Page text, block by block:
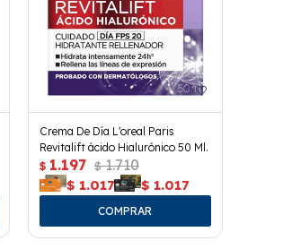
Crema De Día L'oreal Paris
Revitalift ácido Hialurónico 50 Ml.
$ 1.197 $ 1.710
$ 1.017 $ 1.017